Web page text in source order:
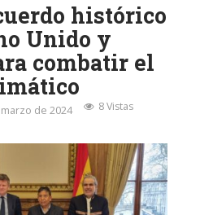
histórico
Unido y
combatir el
de 2024 8 Vistas